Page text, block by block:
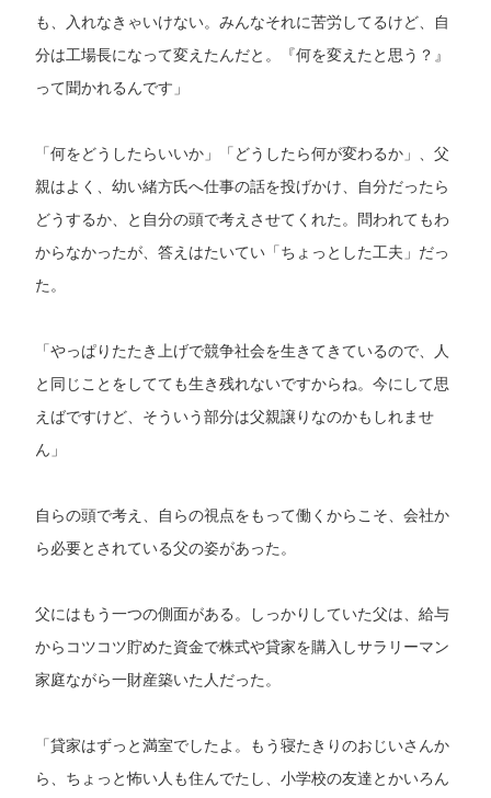
も、入れなきゃいけない。みんなそれに苦労してるけど、自
分は工場長になって変えたんだと。『何を変えたと思う？』
って聞かれるんです」
「何をどうしたらいいか」「どうしたら何が変わるか」、父
親はよく、幼い緒方氏へ仕事の話を投げかけ、自分だったら
どうするか、と自分の頭で考えさせてくれた。問われてもわ
からなかったが、答えはたいてい「ちょっとした工夫」だっ
た。
「やっぱりたたき上げで競争社会を生きてきているので、人
と同じことをしてても生き残れないですからね。今にして思
えばですけど、そういう部分は父親譲りなのかもしれませ
ん」
自らの頭で考え、自らの視点をもって働くからこそ、会社か
ら必要とされている父の姿があった。
父にはもう一つの側面がある。しっかりしていた父は、給与
からコツコツ貯めた資金で株式や貸家を購入しサラリーマン
家庭ながら一財産築いた人だった。
「貸家はずっと満室でしたよ。もう寝たきりのおじいさんか
ら、ちょっと怖い人も住んでたし、小学校の友達とかいろん